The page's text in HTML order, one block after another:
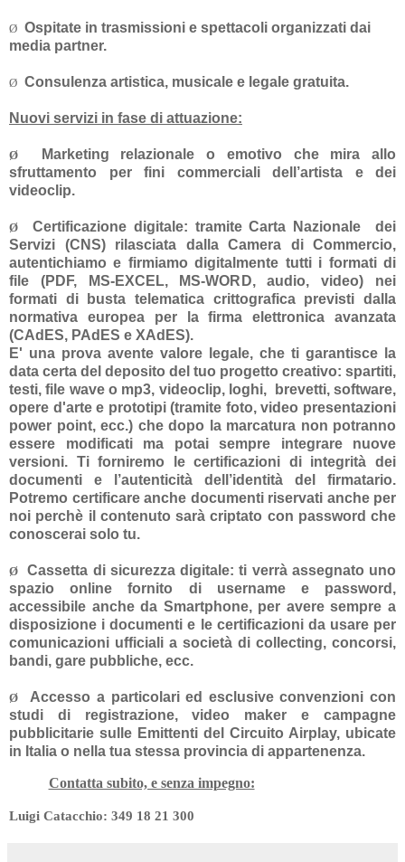
Ø Ospitate in trasmissioni e spettacoli organizzati dai
media partner.
Ø Consulenza artistica, musicale e legale gratuita.
Nuovi servizi in fase di attuazione:
Ø
Marketing relazionale o emotivo che mira allo
sfruttamento per fini commerciali dell’artista e dei
videoclip.
Ø
Certificazione digitale: tramite Carta Nazionale dei
Servizi (CNS) rilasciata dalla Camera di Commercio,
autentichiamo e firmiamo digitalmente tutti i formati di
file (PDF, MS-EXCEL, MS-WORD, audio, video) nei
formati di busta telematica crittografica previsti dalla
normativa europea per la firma elettronica avanzata
(CAdES, PAdES e XAdES).
E' una prova avente valore legale, che ti garantisce la
data certa del deposito del tuo progetto creativo: spartiti,
testi, file wave o mp3, videoclip, loghi, brevetti, software,
opere d'arte e prototipi (tramite foto, video presentazioni
power point, ecc.) che dopo la marcatura non potranno
essere modificati ma potai sempre integrare nuove
versioni. Ti forniremo le certificazioni di integrità dei
documenti e l’autenticità dell’identità del firmatario.
Potremo certificare anche documenti riservati anche per
noi perchè il contenuto sarà criptato con password che
conoscerai solo tu.
Ø
Cassetta di sicurezza digitale: ti verrà assegnato uno
spazio online fornito di username e password,
accessibile anche da Smartphone, per avere sempre a
disposizione i documenti e le certificazioni da usare per
comunicazioni ufficiali a società di collecting, concorsi,
bandi, gare pubbliche, ecc.
Ø
Accesso a particolari ed esclusive convenzioni con
studi di registrazione, video maker e campagne
pubblicitarie sulle Emittenti del Circuito Airplay, ubicate
in Italia o nella tua stessa provincia di appartenenza.
Contatta subito, e senza impegno:
Luigi Catacchio: 349 18 21 300